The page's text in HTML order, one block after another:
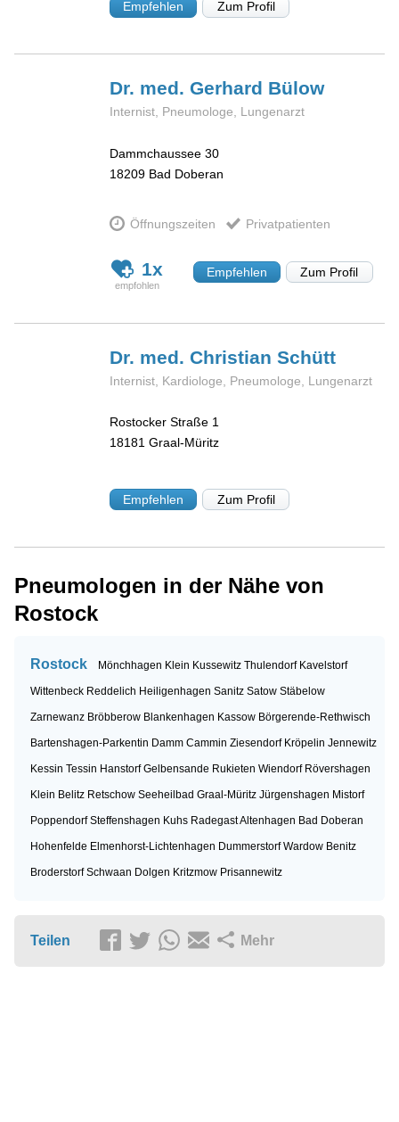
Empfehlen Zum Profil
Dr. med. Gerhard Bülow
Internist, Pneumologe, Lungenarzt
Dammchaussee 30
18209 Bad Doberan
Öffnungszeiten Privatpatienten
1x Empfehlen Zum Profil
Dr. med. ChristianSchütt
Internist, Kardiologe, Pneumologe, Lungenarzt
Rostocker Straße 1
18181 Graal-Müritz
Empfehlen Zum Profil
Pneumologen in der Nähe von
Rostock
Rostock Mönchhagen Klein Kussewitz Thulendorf Kavelstorf
Wittenbeck Reddelich Heiligenhagen Sanitz Satow Stäbelow
Zarnewanz Bröbberow Blankenhagen Kassow Börgerende-Rethwisch
Bartenshagen-Parkentin Damm Cammin Ziesendorf Kröpelin Jennewitz
Kessin Tessin HanstorfGelbensande Rukieten Wiendorf Rövershagen
Klein Belitz Retschow Seeheilbad Graal-Müritz Jürgenshagen Mistorf
PoppendorfSteffenshagen Kuhs RadegastAltenhagen Bad Doberan
Hohenfelde Elmenhorst-Lichtenhagen DummerstorfWardow Benitz
BroderstorfSchwaan Dolgen Kritzmow Prisannewitz
Teilen Mehr